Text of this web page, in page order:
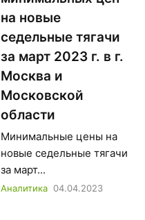
на новые
седельные тягачи
за март 2023 г. в г.
Москва и
Московской
области
Минимальные цены на
новые седельные тягачи
за март...
Аналитика 04.04.2023